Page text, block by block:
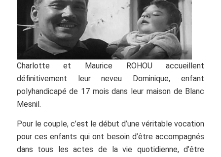
Charlotte et Maurice ROHOU accueillent
définitivement leur neveu Dominique, enfant
polyhandicapé de 17 mois dans leur maison de Blanc
Mesnil.
Pour le couple, c’est le début d’une véritable vocation
pour ces enfants qui ont besoin d’être accompagnés
dans tous les actes de la vie quotidienne, d’être